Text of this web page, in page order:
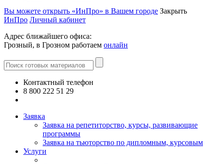
Вы можете открыть «ИнПро» в Вашем городе Закрыть
ИнПро Личный кабинет
Адрес ближайшего офиса:
Грозный, в Грозном работаем онлайн
Контактный телефон
8 800 222 51 29
Заявка
Заявка на репетиторство, курсы, развивающие
программы
Заявка на тьюторство по дипломным, курсовым
Услуги